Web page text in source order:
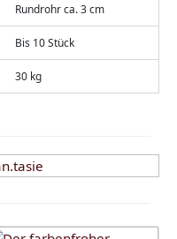
Rundrohr ca. 3 cm
Bis 10 Stück
30 kg